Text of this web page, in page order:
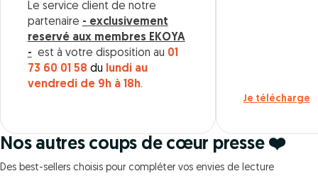
Le service client de notre
partenaire - exclusivement
reservé aux membres EKOYA
- est à votre disposition au 01
73 60 01 58 du
lundi au
vendredi de 9h à 18h.
Je télécharge
Nos autres coups de cœur presse ❤️
Des best-sellers choisis pour compléter vos envies de lecture